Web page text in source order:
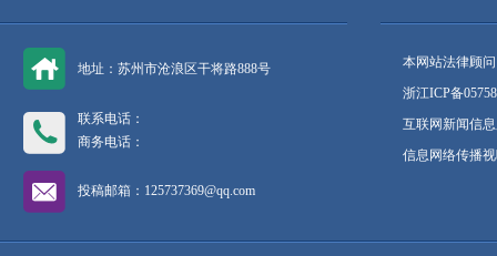
地址：苏州市沧浪区干将路888号
联系电话：
商务电话：
投稿邮箱：125737369@qq.com
本网站法律顾
浙江ICP备
互联网新闻信
信息网络传播